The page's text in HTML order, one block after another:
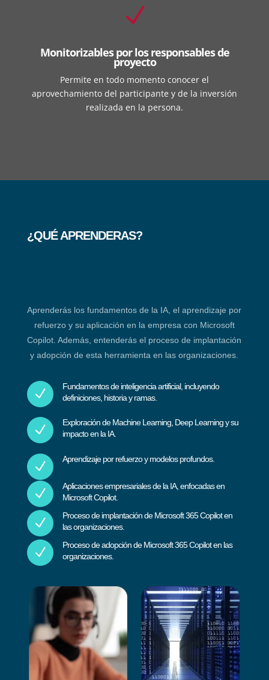
N
Monitorizables por los responsables de
proyecto
Permite en todo momento conocer el
aprovechamiento del participante y de la inversión
realizada en la persona.
¿QUÉ APRENDERAS?
Aprenderás los fundamentos de la IA, el aprendizaje por
refuerzo y su aplicación en la empresa con Microsoft
Copilot. Además, entenderás el proceso de implantación
y adopción de esta herramienta en las organizaciones.
N
Fundamentos de inteligencia artificial, incluyendo
definiciones, historia y ramas.
N
Exploración de Machine Learning, Deep Learning y su
impacto en la IA.
N Aprendizaje por refuerzo y modelos profundos.
N
Aplicaciones empresariales de la IA, enfocadas en
Microsoft Copilot.
N
Proceso de implantación de Microsoft 365 Copilot en
las organizaciones.
N
Proceso de adopción de Microsoft 365 Copilot en las
organizaciones.